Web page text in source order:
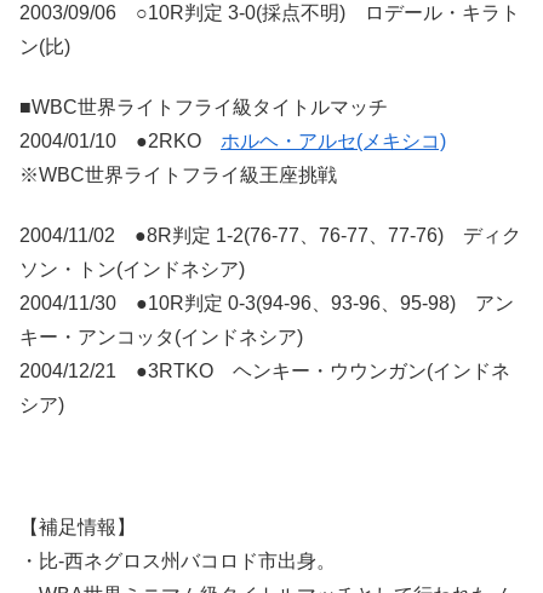
2003/09/06 ○10R判定 3-0(採点不明) ロデール・キラト
ン(比)
■WBC世界ライトフライ級タイトルマッチ
2004/01/10 ●2RKO ホルヘ・アルセ(メキシコ)
※WBC世界ライトフライ級王座挑戦
2004/11/02 ●8R判定 1-2(76-77、76-77、77-76) ディク
ソン・トン(インドネシア)
2004/11/30 ●10R判定 0-3(94-96、93-96、95-98) アン
キー・アンコッタ(インドネシア)
2004/12/21 ●3RTKO ヘンキー・ウウンガン(インドネ
シア)
【補足情報】
・比-西ネグロス州バコロド市出身。